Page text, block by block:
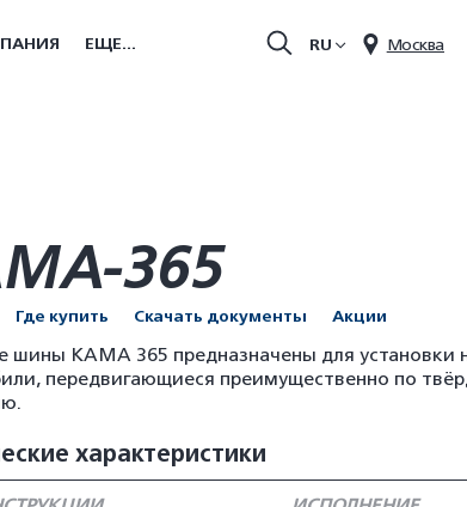
Москва
RU
ЕЩЕ...
365
Где купить Скачать документы Акции
шины КАМА 365 предназначены для установки
передвигающиеся преимущественно по
характеристики